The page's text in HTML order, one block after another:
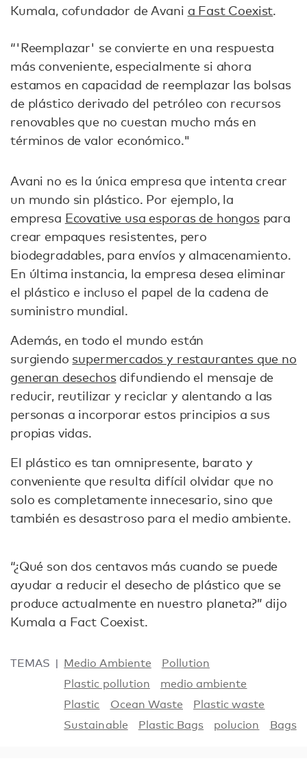
Kumala, cofundador de Avani a Fast Coexist.
“'Reemplazar' se convierte en una respuesta
más conveniente, especialmente si ahora
estamos en capacidad de reemplazar las bolsas
de plástico derivado del petróleo con recursos
renovables que no cuestan mucho más en
términos de valor económico."
Avani no es la única empresa que intenta crear
un mundo sin plástico. Por ejemplo, la
empresa Ecovative usa esporas de hongospara
crear empaques resistentes, pero
biodegradables, para envíos y almacenamiento.
En última instancia, la empresa desea eliminar
el plástico e incluso el papel de la cadena de
suministro mundial.
Además, en todo el mundo están
surgiendo supermercados y restaurantes que no
generan desechosdifundiendo el mensaje de
reducir, reutilizar y reciclar y alentando a las
personas a incorporar estos principios a sus
propias vidas.
El plástico es tan omnipresente, barato y
conveniente que resulta difícil olvidar que no
solo es completamente innecesario, sino que
también es desastroso para el medio ambiente.
“¿Qué son dos centavos más cuando se puede
ayudar a reducir el desecho de plástico que se
produce actualmente en nuestro planeta?” dijo
Kumala a Fact Coexist.
TEMAS Medio Ambiente
Pollution
Plastic pollution
medio ambiente
Plastic
Ocean Waste
Plastic waste
Sustainable
Plastic Bags polucion Bags